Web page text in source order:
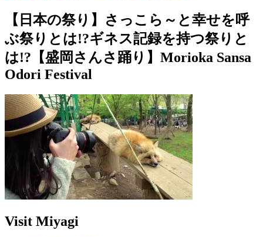
【日本の祭り】さっこら～と幸せを呼
ぶ祭りとは!?ギネス記録を持つ祭りと
は!?【盛岡さんさ踊り】Morioka Sansa
Odori Festival
Visit Miyagi